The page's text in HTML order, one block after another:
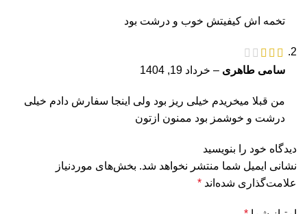
تخمه اش کیفیتش خوب و درشت بود
سامی طاهری – خرداد 19, 1404
من قبلا میخریدم خیلی ریز بود ولی اینجا سفارش دادم خیلی
درشت و خوشمز بود ممنون ازتون
دیدگاه خود را بنویسید
نشانی ایمیل شما منتشر نخواهد شد. بخش‌های موردنیاز
علامت‌گذاری شده‌اند *